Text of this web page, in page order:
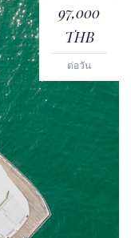
97,000
THB
ต่อวัน